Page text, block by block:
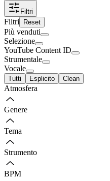
Filtri
Filtri Reset
Più venduti
Selezione
YouTube Content ID
Strumentale
Vocale
Tutti Esplicito Clean
Atmosfera
Genere
Tema
Strumento
BPM